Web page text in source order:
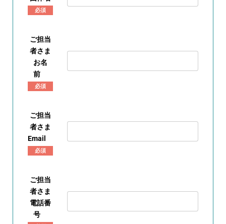
必須
ご担当
者さま
お名
前
必須
ご担当
者さま
Email
必須
ご担当
者さま
電話番
号